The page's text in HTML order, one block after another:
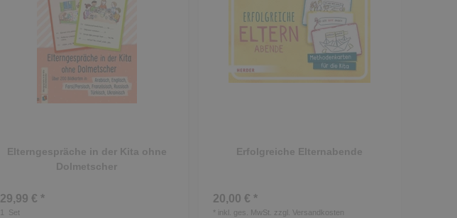
Elterngespräche in der Kita ohne
Dolmetscher
29,99 € *
1
Set
Erfolgreiche Elternabende
20,00 € *
* inkl. ges. MwSt. zzgl. Versandkosten